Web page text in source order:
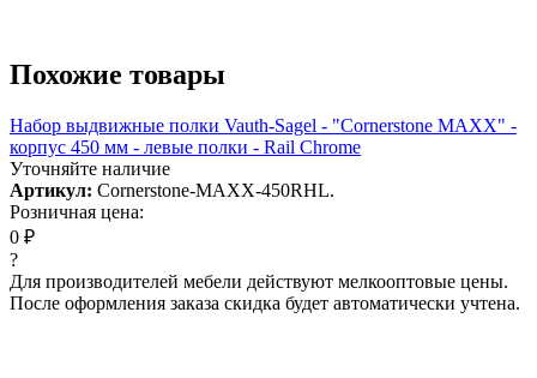
Похожие товары
Набор выдвижные полки Vauth-Sagel - "Cornerstone MAXX" -
корпус 450 мм - левые полки - Rail Chrome
Уточняйте наличие
Артикул: Cornerstone-MAXX-450RHL.
Розничная цена:
0 ₽
?
Для производителей мебели действуют мелкооптовые цены.
После оформления заказа скидка будет автоматически учтена.